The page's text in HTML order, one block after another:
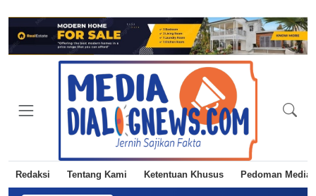
Redaksi Tentang Kami Ketentuan Khusus Pedoman Media